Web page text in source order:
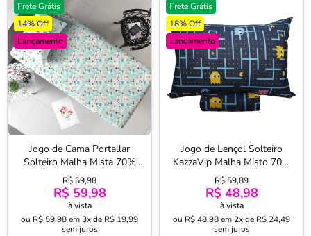
Frete Grátis
14% Off
Lançamento
Jogo de Cama Portallar
Solteiro Malha Mista 70%
Algodão e 30% Poliéster Joy
Travel 2 pçs Verde
R$ 69,98
R$ 59,98
à vista
ou R$ 59,98em3x de R$ 19,99
sem juros
Frete Grátis
18% Off
Lançamento
Jogo de Lençol Solteiro
KazzaVip Malha Misto 70%
Algodão e 30% Poliéster
Estampado com Elástico 2
Pçs Pac Pac Marinho
R$ 59,89
R$ 48,98
à vista
ou R$ 48,98em 2x de R$ 24,49
sem juros